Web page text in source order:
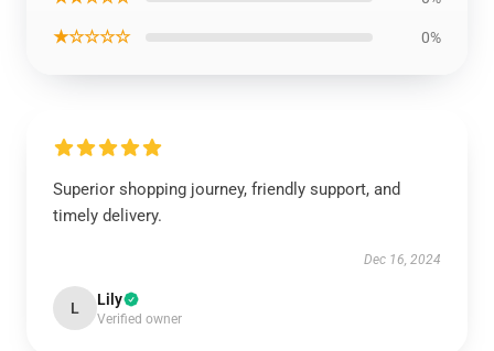
★☆☆☆☆ 0%
Superior shopping journey, friendly support, and
timely delivery.
Dec 16, 2024
L Lily
Verified owner